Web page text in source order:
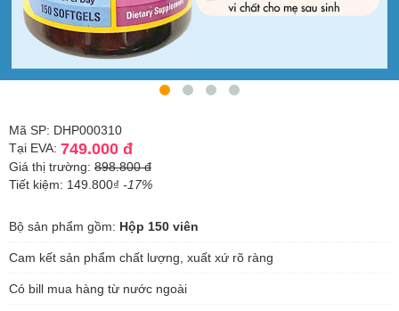
Mã SP: DHP000310
Tại EVA: 749.000 đ
Giá thị trường: 898.800 đ
Tiết kiệm: 149.800₫ -17%
Bộ sản phẩm gồm: Hộp 150 viên
Cam kết sản phẩm chất lượng, xuất xứ rõ ràng
Có bill mua hàng từ nước ngoài